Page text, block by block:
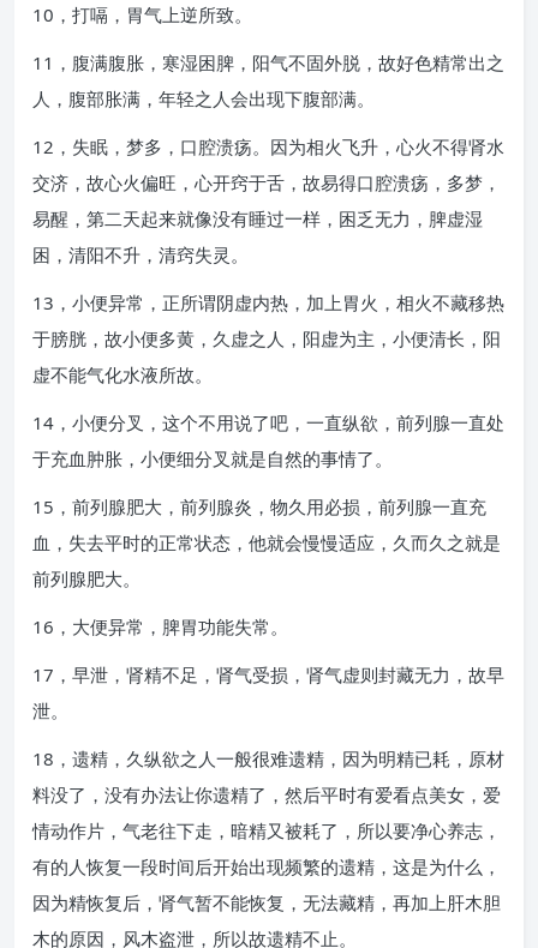
10，打嗝，胃气上逆所致。
11，腹满腹胀，寒湿困脾，阳气不固外脱，故好色精常出之
人，腹部胀满，年轻之人会出现下腹部满。
12，失眠，梦多，口腔溃疡。因为相火飞升，心火不得肾水
交济，故心火偏旺，心开窍于舌，故易得口腔溃疡，多梦，
易醒，第二天起来就像没有睡过一样，困乏无力，脾虚湿
困，清阳不升，清窍失灵。
13，小便异常，正所谓阴虚内热，加上胃火，相火不藏移热
于膀胱，故小便多黄，久虚之人，阳虚为主，小便清长，阳
虚不能气化水液所故。
14，小便分叉，这个不用说了吧，一直纵欲，前列腺一直处
于充血肿胀，小便细分叉就是自然的事情了。
15，前列腺肥大，前列腺炎，物久用必损，前列腺一直充
血，失去平时的正常状态，他就会慢慢适应，久而久之就是
前列腺肥大。
16，大便异常，脾胃功能失常。
17，早泄，肾精不足，肾气受损，肾气虚则封藏无力，故早
泄。
18，遗精，久纵欲之人一般很难遗精，因为明精已耗，原材
料没了，没有办法让你遗精了，然后平时有爱看点美女，爱
情动作片，气老往下走，暗精又被耗了，所以要净心养志，
有的人恢复一段时间后开始出现频繁的遗精，这是为什么，
因为精恢复后，肾气暂不能恢复，无法藏精，再加上肝木胆
木的原因，风木盗泄，所以故遗精不止。